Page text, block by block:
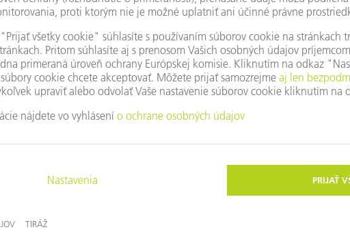
Tieto témy by mohli zaujímať aj Vás